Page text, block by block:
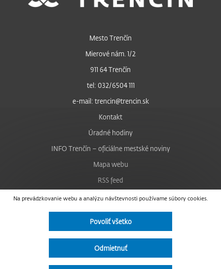
Na prevádzkovanie webu a analýzu návštevnosti používame súbory cookies.
Povoliť všetko
Odmietnuť
Mesto Trenčín
Mierové nám. 1/2
911 64 Trenčín
tel: 032/6504 111
e-mail: trencin@trencin.sk
Kontakt
Úradné hodiny
INFO Trenčín – oficiálne mestské noviny
Mapa webu
RSS feed
Nastavenie cookies
Facebook
Instagram
Vyhlásenie o prístupnosti